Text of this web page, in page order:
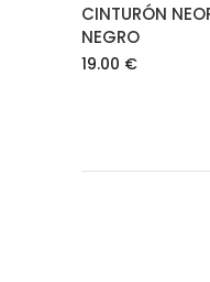
CINTURÓN
NEGRO
19.00 €